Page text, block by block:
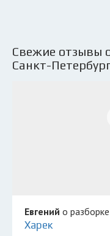
Свежие отзывы
Санкт-
Евгений о разборке
Харек